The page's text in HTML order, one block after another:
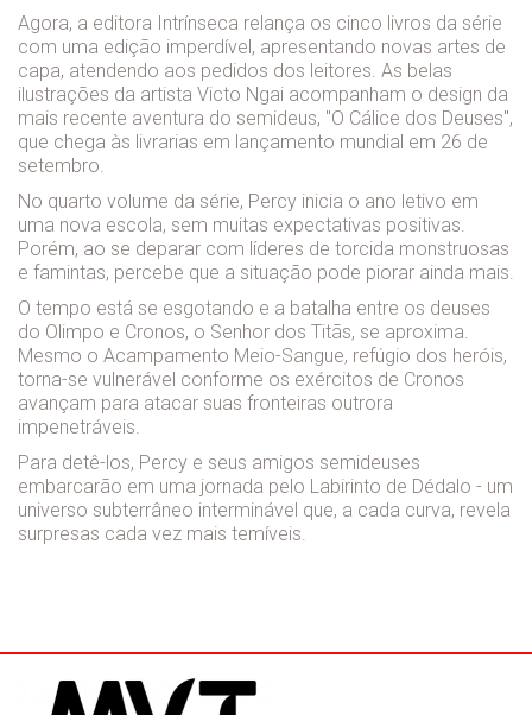
Agora, a editora Intrínseca relança os cinco livros da série
com uma edição imperdível, apresentando novas artes de
capa, atendendo aos pedidos dos leitores. As belas
ilustrações da artista Victo Ngai acompanham o design da
mais recente aventura do semideus, "O Cálice dos Deuses",
que chega às livrarias em lançamento mundial em 26 de
setembro.
No quarto volume da série, Percy inicia o ano letivo em
uma nova escola, sem muitas expectativas positivas.
Porém, ao se deparar com líderes de torcida monstruosas
e famintas, percebe que a situação pode piorar ainda mais.
O tempo está se esgotando e a batalha entre os deuses
do Olimpo e Cronos, o Senhor dos Titãs, se aproxima.
Mesmo o Acampamento Meio-Sangue, refúgio dos heróis,
torna-se vulnerável conforme os exércitos de Cronos
avançam para atacar suas fronteiras outrora
impenetráveis.
Para detê-los, Percy e seus amigos semideuses
embarcarão em uma jornada pelo Labirinto de Dédalo - um
universo subterrâneo interminável que, a cada curva, revela
surpresas cada vez mais temíveis.